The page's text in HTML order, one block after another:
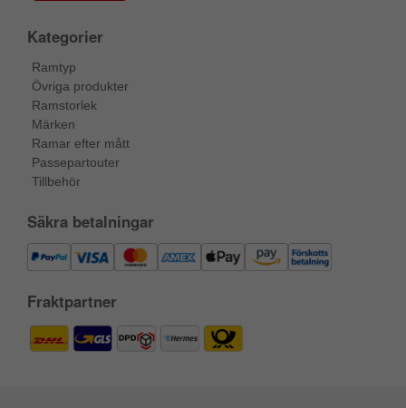
Kategorier
Ramtyp
Övriga produkter
Ramstorlek
Märken
Ramar efter mått
Passepartouter
Tillbehör
Säkra betalningar
Fraktpartner